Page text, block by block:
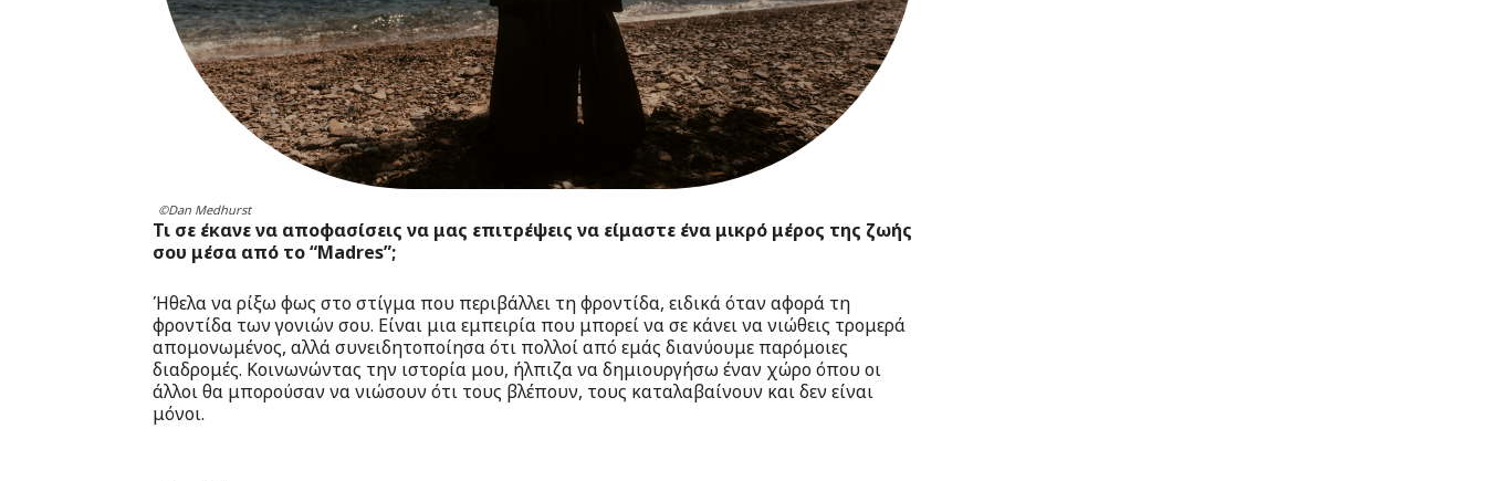
©Dan Medhurst
Τι σε έκανε να αποφασίσεις να μας επιτρέψεις να είμαστε ένα μικρό μέρος της ζωής
σου μέσα από το “Madres”;
Ήθελα να ρίξω φως στο στίγμα που περιβάλλει τη φροντίδα, ειδικά όταν αφορά τη
φροντίδα των γονιών σου. Είναι μια εμπειρία που μπορεί να σε κάνει να νιώθεις τρομερά
απομονωμένος, αλλά συνειδητοποίησα ότι πολλοί από εμάς διανύουμε παρόμοιες
διαδρομές. Κοινωνώντας την ιστορία μου, ήλπιζα να δημιουργήσω έναν χώρο όπου οι
άλλοι θα μπορούσαν να νιώσουν ότι τους βλέπουν, τους καταλαβαίνουν και δεν είναι
μόνοι.